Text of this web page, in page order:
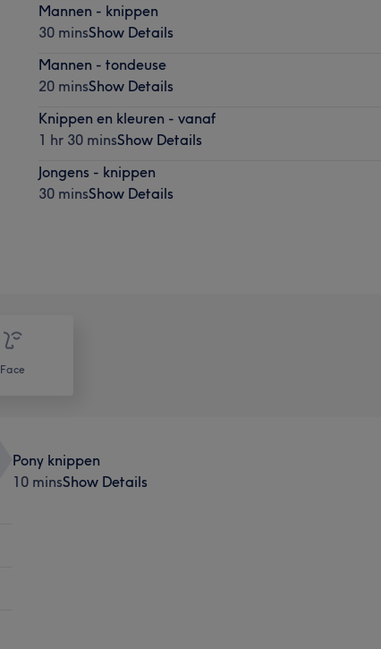
Mannen - knippen
30 minsShow Details
Mannen - tondeuse
20 minsShow Details
Knippen en kleuren - vanaf
1 hr 30 minsShow Details
Jongens - knippen
30 minsShow Details
Face
Pony knippen
10 minsShow Details